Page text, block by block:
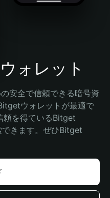
ォレット
安全で信頼できる暗号資
ウォレットが最適で
頼を得ているBitget
きます。ぜひBitget